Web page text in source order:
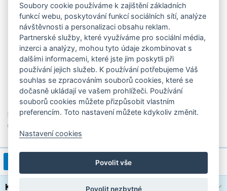
999,00 Kč
Dámská peněženka 2127
tmavě červená, Carmelo
699,00 Kč
Dámská peněženka z
Kategorie
Soubory cookie používáme k zajištění základních
funkcí webu, poskytování funkcí sociálních sítí, analýze
návštěvnosti a personalizaci obsahu reklam.
Partnerské služby, které využíváme pro sociální média,
inzerci a analýzy, mohou tyto údaje zkombinovat s
dalšími informacemi, které jste jim poskytli při
používání jejich služeb. K používání potřebujeme Váš
souhlas se zpracováním souborů cookies, které se
dočasně ukládají ve vašem prohlížeči. Používání
souborů cookies můžete přizpůsobit vlastním
preferencím. Toto nastavení můžete kdykoliv změnit.
Nastavení cookies
Povolit vše
Povolit nezbytné